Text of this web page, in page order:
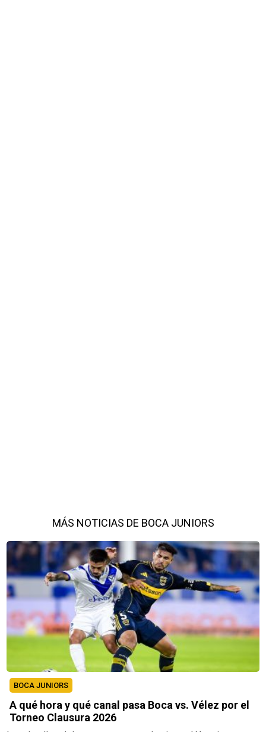
MÁS NOTICIAS DE BOCA JUNIORS
BOCA JUNIORS
A qué hora y qué canal pasa Boca vs. Vélez por el
Torneo Clausura 2026